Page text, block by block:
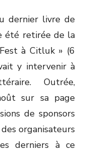
dernier livre de
été retirée de la
à Citluk » (6
y intervenir à
Outrée,
sur sa page
de sponsors
organisateurs
derniers à ce